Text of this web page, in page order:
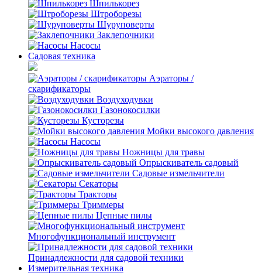
Шпилькорез
Штроборезы
Шуруповерты
Заклепочники
Насосы
Садовая техника
Аэраторы /
скарификаторы
Воздуходувки
Газонокосилки
Кусторезы
Мойки высокого давления
Насосы
Ножницы для травы
Опрыскиватель садовый
Садовые измельчители
Секаторы
Тракторы
Триммеры
Цепные пилы
Многофункциональный инструмент
Принадлежности для садовой техники
Измерительная техника